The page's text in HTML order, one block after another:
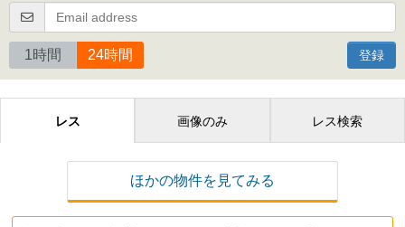
1時間 24時間 登録
レス 画像のみ レス検索
ほかの物件を見てみる